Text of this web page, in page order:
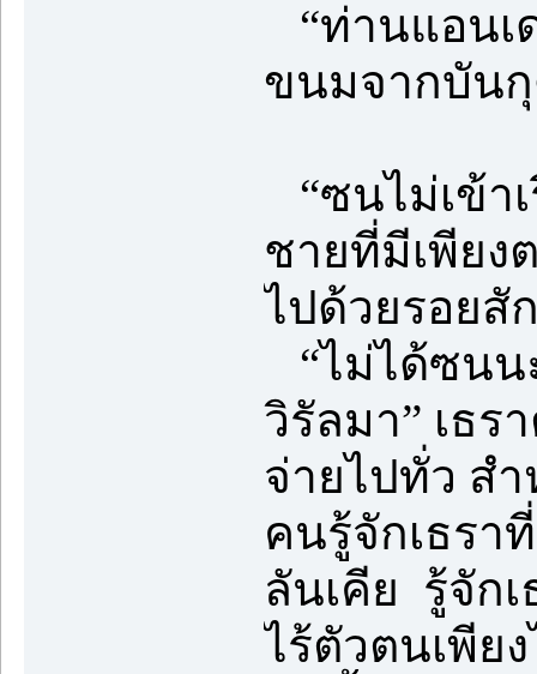
“ท่านแอนเ
ขนมจากบันกุ
“ซนไม่เข้า
ชายที่มีเพียง
ไปด้วยรอยสั
“ไม่ได้ซนน
วิรัลมา” เธ
จ่ายไปทั่ว ส
คนรู้จักเธรา
ลันเคีย รู้จัก
ไร้ตัวตนเพีย